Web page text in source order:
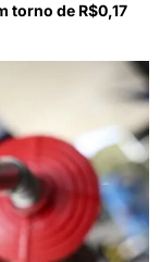
torno de R$0,17